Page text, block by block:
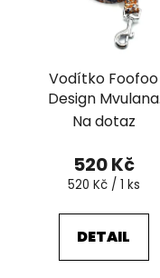
Vodítko Foofoo
Design Mvulana
ploché
Na dotaz
520 Kč
Měrná
520 Kč / 1 ks
DETAIL